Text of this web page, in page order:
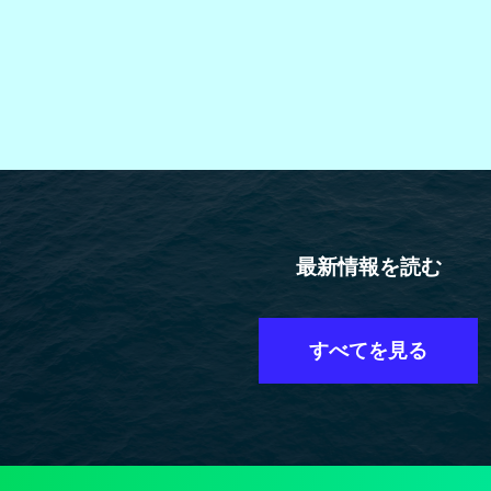
最新情報を読む
すべてを見る